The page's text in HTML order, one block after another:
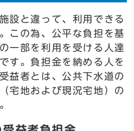
設と違って、利用できる
この為、公平な負担を基
一部を利用を受ける人達
す。負担金を納める人を
益者とは、公共下水道の
宅地および現況宅地）の